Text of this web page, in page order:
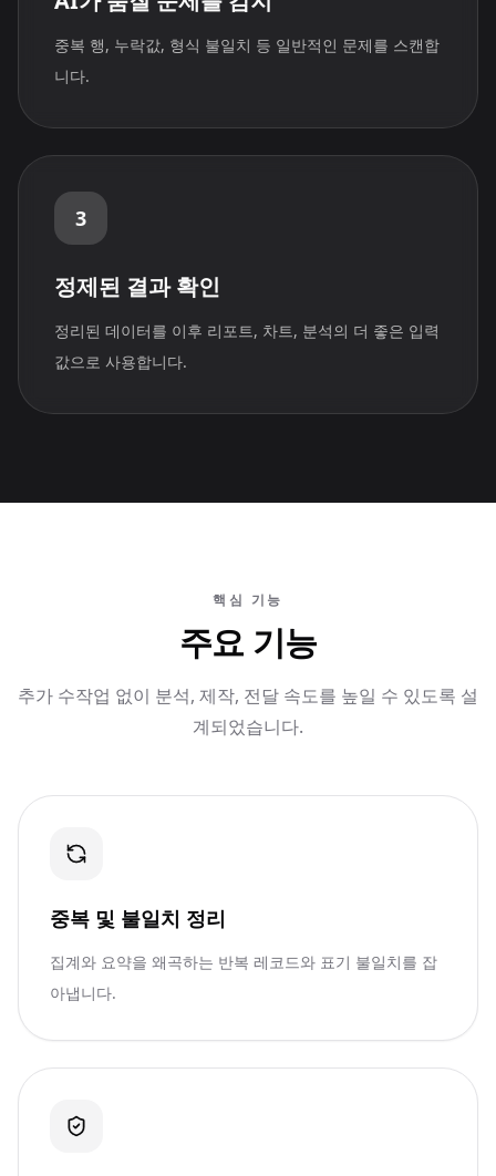
중복 행, 누락값, 형식 불일치 등 일반적인 문제를 스캔합
니다.
3
정제된 결과 확인
정리된 데이터를 이후 리포트, 차트, 분석의 더 좋은 입력
값으로 사용합니다.
핵심 기능
주요 기능
추가 수작업 없이 분석, 제작, 전달 속도를 높일 수 있도록 설
계되었습니다.
중복 및 불일치 정리
집계와 요약을 왜곡하는 반복 레코드와 표기 불일치를 잡
아냅니다.